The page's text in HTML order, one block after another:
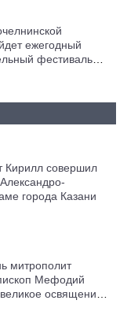
ежегодный
фестиваль
Кирилл совершил
города Казани
митрополит
Мефодий
освящение